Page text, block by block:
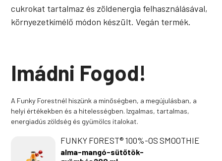
cukrokat tartalmaz és zöldenergia felhasználásával,
környezetkímélő módon készült. Vegán termék.
Imádni Fogod!
A Funky Forestnél hiszünk a minőségben, a megújulásban, a
helyi értékekben és a hitelességben. Izgalmas, tartalmas,
energiadús zöldség és gyümölcs italokat.
FUNKY FOREST® 100%-OS SMOOTHIE
alma-mangó-sütőtök-